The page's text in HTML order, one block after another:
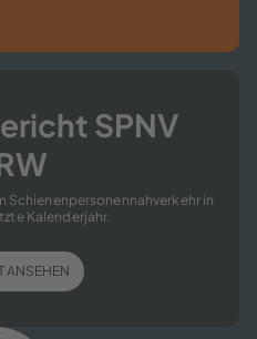
SPNV
Schie­nen­per­so­nen­nah­ver­kehr in
Ka­len­der­jahr.
AN­SE­HEN